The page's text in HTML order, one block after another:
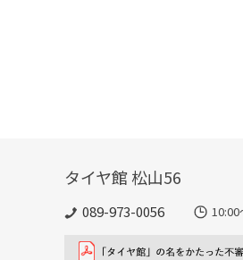
タイヤ館 松山56
089-973-0056 10:00